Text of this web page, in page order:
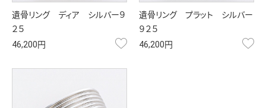
遺骨リング ディア シルバー９
２５
46,200円
お気に入り
遺骨リング プラット シルバー
９２５
46,200円